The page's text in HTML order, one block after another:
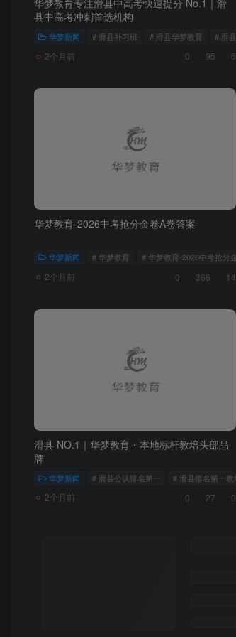
华梦教育专注滑县中高考快速提分 No.1｜滑
县中高考冲刺首选机构
华梦新闻 # 滑县补习班 # 滑县华梦教育 # 滑
2个月前 0 95 6
华梦教育-2026中考抢分金卷A卷答案
华梦新闻 # 华梦教育 # 华梦教育-2026中考抢分
2个月前 0 366 14
滑县 NO.1｜华梦教育・本地标杆教培头部品
牌
华梦新闻 # 滑县公认排名第一 # 滑县排名第一教培
2个月前 0 27 0